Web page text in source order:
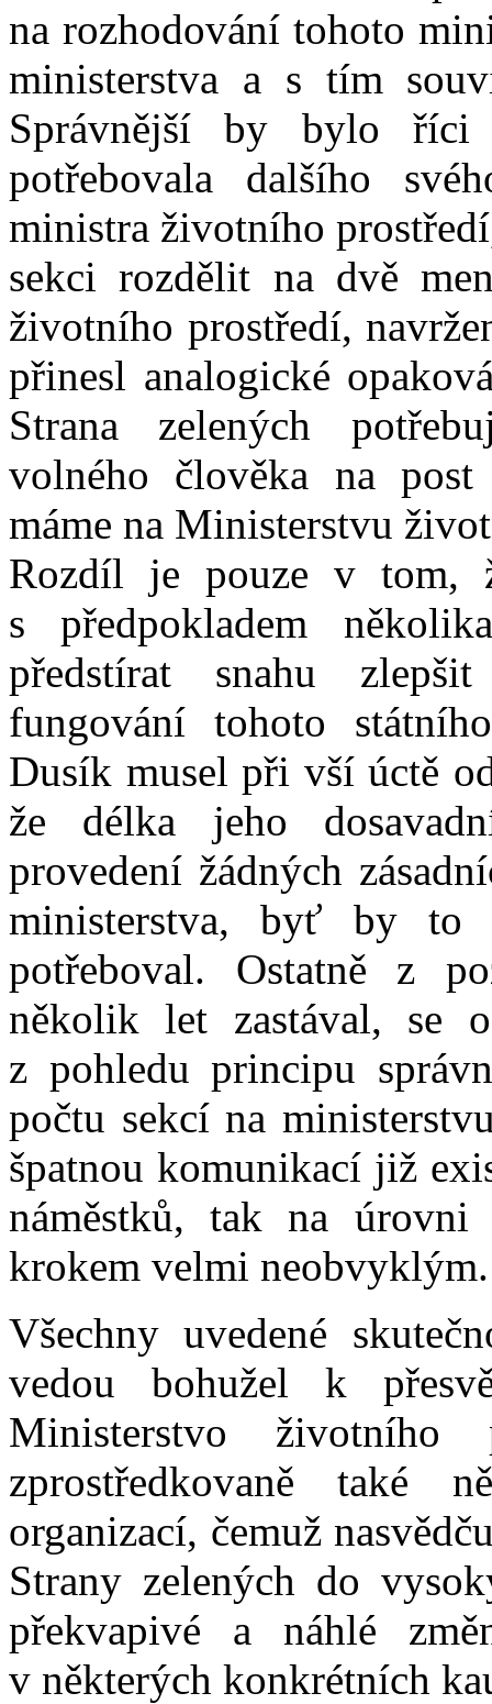
na rozhodování tohoto
ministerstva a s tím
Správnější by bylo říci
potřebovala dalšího
ministra životního
sekci rozdělit na dvě
životního prostředí,
přinesl analogické
Strana zelených
volného člověka na post
máme na Ministerstvu
Rozdíl je pouze v tom,
s předpokladem
předstírat snahu
fungování tohoto
Dusík musel při vší úctě
že délka jeho
provedení žádných
ministerstva, byť by to
potřeboval. Ostatně z
několik let zastával, se
z pohledu principu
počtu sekcí na
špatnou komunikací již
náměstků, tak na úrovni
krokem velmi neobvyklým.
Všechny uvedené
vedou bohužel k
Ministerstvo životního
zprostředkovaně také
organizací, čemuž
Strany zelených do
překvapivé a náhlé
v některých konkrétních